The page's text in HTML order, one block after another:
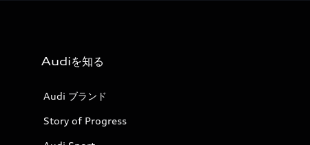
Audiを知る
Audi ブランド
Story of Progress